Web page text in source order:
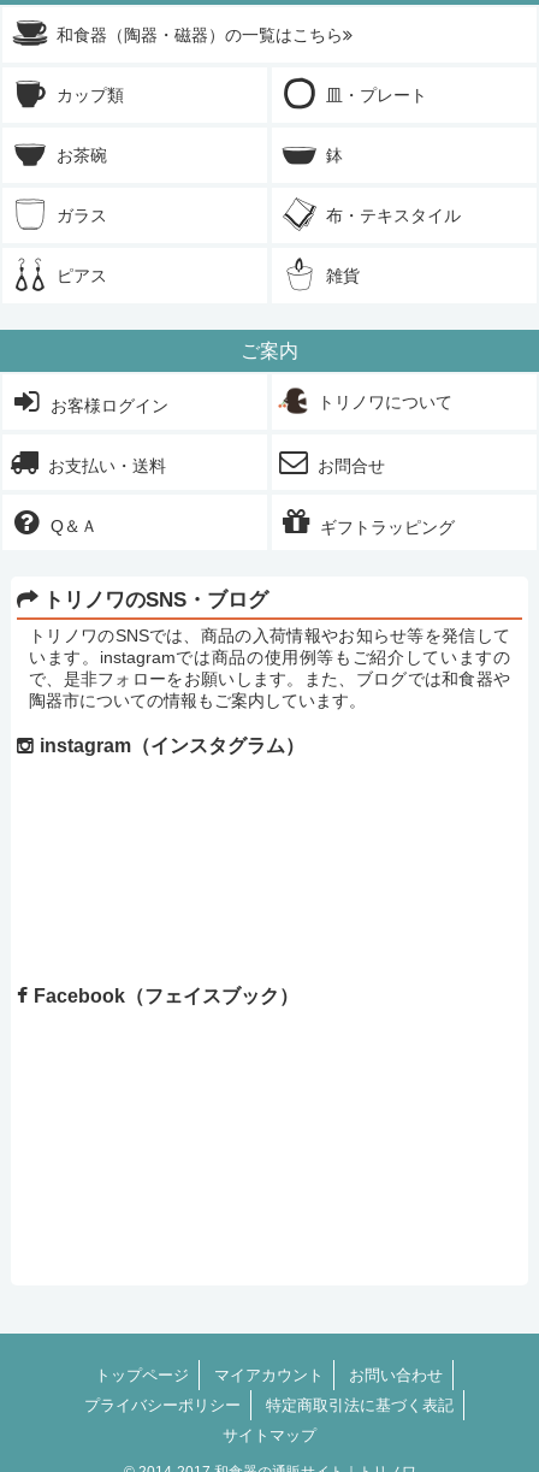
和食器（陶器・磁器）の一覧はこちら
カップ類 皿・プレート
お茶碗 鉢
ガラス 布・テキスタイル
ピアス 雑貨
ご案内
お客様ログイン トリノワについて
お支払い・送料 お問合せ
Q＆Ａ ギフトラッピング
トリノワのSNS・ブログ
トリノワのSNSでは、商品の入荷情報やお知らせ等を発信して
います。instagramでは商品の使用例等もご紹介していますの
で、是非フォローをお願いします。また、ブログでは和食器や
陶器市についての情報もご案内しています。
instagram（インスタグラム）
Facebook（フェイスブック）
トップページ マイアカウント
お問い合わせ
プライバシーポリシー
特定商取引法に基づく表記
サイトマップ